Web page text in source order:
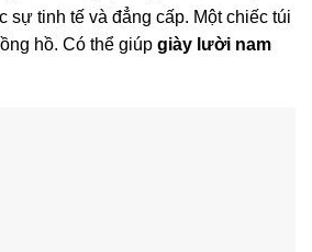
sự tinh tế và đẳng cấp. Một chiếc túi
hồ. Có thể giúp giày lười nam